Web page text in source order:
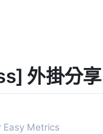
外掛分
Easy Metrics